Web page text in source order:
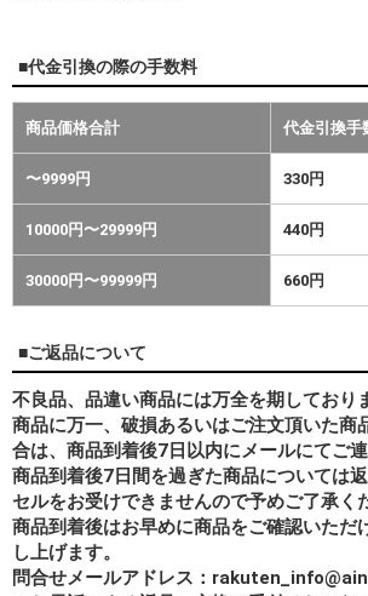
■代金引換の際の手数料
商品価格合計 代金引換手
〜9999円 330円
10000円〜29999円 440円
30000円〜99999円 660円
■ご返品について
不良品、品違い商品には万全を期しており
商品に万一、破損あるいはご注文頂いた商
合は、商品到着後7日以内にメールにてご連
商品到着後7日間を過ぎた商品については
セルをお受けできませんので予めご了承く
商品到着後はお早めに商品をご確認いただ
し上げます。
問合せメールアドレス：